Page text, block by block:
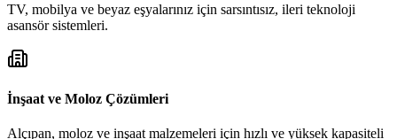
TV, mobilya ve beyaz eşyalarınız için sarsıntısız, ileri teknoloji
asansör sistemleri.
İnşaat ve Moloz Çözümleri
Alçıpan, moloz ve inşaat malzemeleri için hızlı ve yüksek kapasiteli